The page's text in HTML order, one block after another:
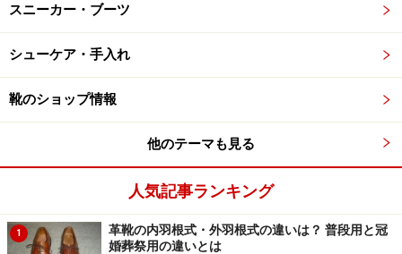
の場合他の色とは決定的に異なることがあり、それがケ
アの方法にも大きな違いをもたらすのです。
革靴のケア方法1：白いスムースレザーはク
リーナーと専用クリームで
白のスムースレザーのケアには、この３つがあればまず
大丈夫。
スニーカー・ブーツ
シューケア・手入れ
靴のショップ情報
他のテーマも見る
人気記事ランキング
1
革靴の内羽根式・外羽根式の違いは？ 普段用と冠
婚葬祭用の違いとは